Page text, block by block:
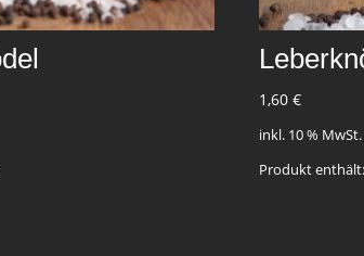
1,60€
inkl. 10 % MwSt.
Produkt